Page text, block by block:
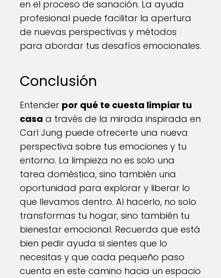
en el proceso de sanación. La ayuda
profesional puede facilitar la apertura
de nuevas perspectivas y métodos
para abordar tus desafíos emocionales.
Conclusión
Entender por qué te cuesta limpiar tu
casa a través de la mirada inspirada en
Carl Jung puede ofrecerte una nueva
perspectiva sobre tus emociones y tu
entorno. La limpieza no es solo una
tarea doméstica, sino también una
oportunidad para explorar y liberar lo
que llevamos dentro. Al hacerlo, no solo
transformas tu hogar, sino también tu
bienestar emocional. Recuerda que está
bien pedir ayuda si sientes que lo
necesitas y que cada pequeño paso
cuenta en este camino hacia un espacio